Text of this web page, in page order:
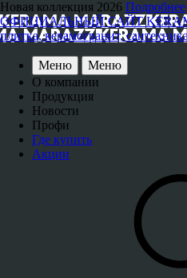
Новая коллекция 2026 Подробнее
ОФИЦИАЛЬНЫЙ САЙТ
плитка, керамогранит,
Меню
Меню
О компании
Продукция
Новости
Профи
Где купить
Акции